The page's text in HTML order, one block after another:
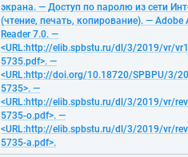
экрана. — Доступ по паролю из сети
(чтение, печать, копирование). — Adobe
Reader 7.0. —
<URL:http://elib.spbstu.ru/dl/3/2019/vr/
5735.pdf>. —
<URL:http://doi.org/10.18720/SPBPU/3/
5735>. —
<URL:http://elib.spbstu.ru/dl/3/2019/vr/
5735-o.pdf>. —
<URL:http://elib.spbstu.ru/dl/3/2019/vr/
5735-a.pdf>.